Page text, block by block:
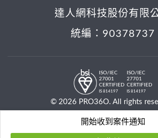
開始收到案件通知
達人網科技股份有限
統編：90378737
ISO/IEC
27001
CERTIFIED
IS 814197
ISO/IEC
27701
CERTIFIED
IS 814197
© 2026 PRO36O. All rights